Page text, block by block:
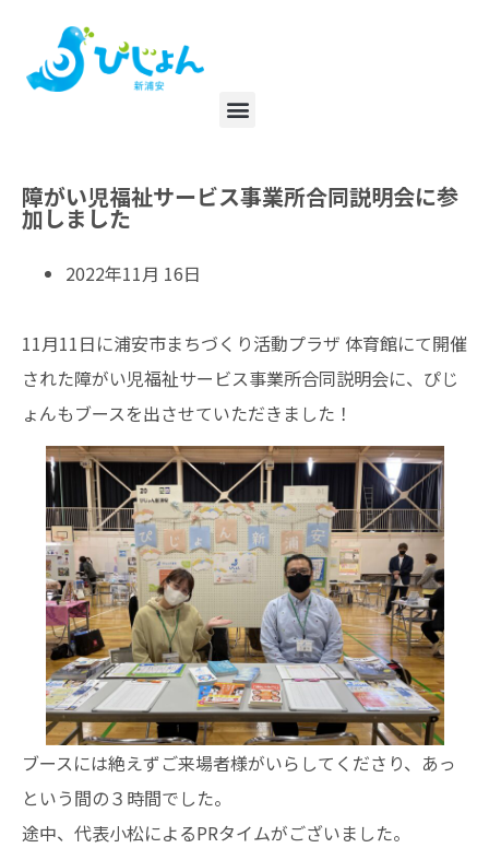
障がい児福祉サービス事業所合同説明会に参
加しました
2022年11月 16日
11月11日に浦安市まちづくり活動プラザ 体育館にて開催
された障がい児福祉サービス事業所合同説明会に、ぴじ
ょんもブースを出させていただきました！
ブースには絶えずご来場者様がいらしてくださり、あっ
という間の３時間でした。
途中、代表小松によるPRタイムがございました。